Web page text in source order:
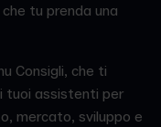
tu prenda una
Consigli, che ti
tuoi assistenti per
mercato, sviluppo e